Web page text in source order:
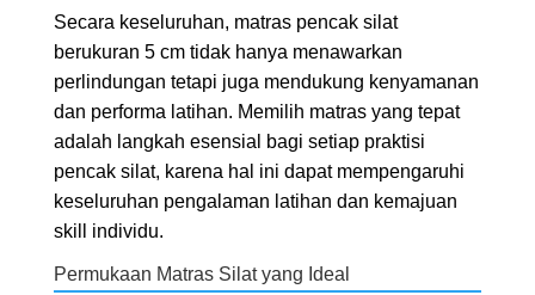
Secara keseluruhan, matras pencak silat
berukuran 5 cm tidak hanya menawarkan
perlindungan tetapi juga mendukung kenyamanan
dan performa latihan. Memilih matras yang tepat
adalah langkah esensial bagi setiap praktisi
pencak silat, karena hal ini dapat mempengaruhi
keseluruhan pengalaman latihan dan kemajuan
skill individu.
Permukaan Matras Silat yang Ideal